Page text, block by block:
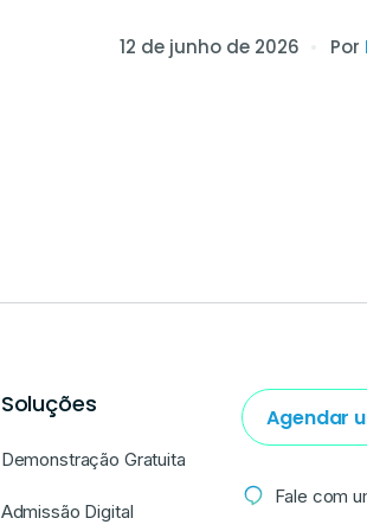
12 de junho de 2026 Por
Soluções
Demonstração Gratuita
Admissão Digital
Agendar
Fale com